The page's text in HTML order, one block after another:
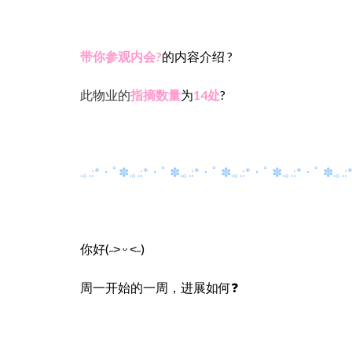
带你参观内会‍?的内容介绍 ?
此物业的指摘数量为14处?
.｡.:*・ﾟ✽.｡.:*・ﾟ ✽.｡.:*・ﾟ ✽.｡.:*・ﾟ ✽.｡.:*・ﾟ ✽.｡
你好(˶˃ ᵕ ˂˶)
周一开始的一周，进展如何❓